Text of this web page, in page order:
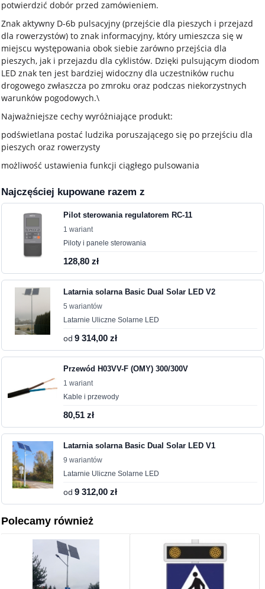
potwierdzić dobór przed zamówieniem.
Znak aktywny D-6b pulsacyjny (przejście dla pieszych i przejazd
dla rowerzystów) to znak informacyjny, który umieszcza się w
miejscu występowania obok siebie zarówno przejścia dla
pieszych, jak i przejazdu dla cyklistów. Dzięki pulsującym diodom
LED znak ten jest bardziej widoczny dla uczestników ruchu
drogowego zwłaszcza po zmroku oraz podczas niekorzystnych
warunków pogodowych.\
Najważniejsze cechy wyróżniające produkt:
podświetlana postać ludzika poruszającego się po przejściu dla
pieszych oraz rowerzysty
możliwość ustawienia funkcji ciągłego pulsowania
Najczęściej kupowane razem z
Pilot sterowania regulatorem RC-11
1 wariant
Piloty i panele sterowania
128,80 zł
Latarnia solarna Basic Dual Solar LED V2
5 wariantów
Latarnie Uliczne Solarne LED
od9 314,00 zł
Przewód H03VV-F (OMY) 300/300V
1 wariant
Kable i przewody
80,51 zł
Latarnia solarna Basic Dual Solar LED V1
9 wariantów
Latarnie Uliczne Solarne LED
od9 312,00 zł
Polecamy również